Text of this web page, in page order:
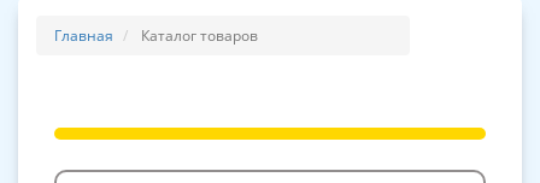
Главная Каталог товаров